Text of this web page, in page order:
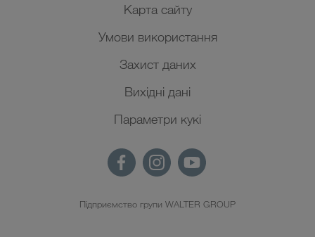
Карта сайту
Умови використання
Захист даних
Вихідні дані
Параметри кукі
Підприємство групи WALTER GROUP